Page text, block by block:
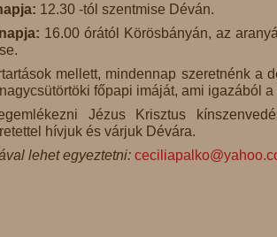
12.30 -tól szentmise Déván.
16.00 órától Körösbányán, az
mellett, mindennap szeretnénk a
főpapi imáját, ami igazából
Jézus Krisztus
hívjuk és várjuk Dévára.
lehet egyeztetni: